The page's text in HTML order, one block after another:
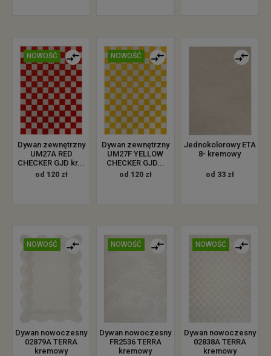
NOWOŚĆ
Dywan zewnętrzny
UM27A RED
CHECKER GJD kr...
od 120 zł
NOWOŚĆ
Dywan zewnętrzny
UM27F YELLOW
CHECKER GJD...
od 120 zł
Jednokolorowy ETA
8- kremowy
od 33 zł
NOWOŚĆ
Dywan nowoczesny
02879A TERRA
kremowy
NOWOŚĆ
Dywan nowoczesny
FR2536 TERRA
kremowy
NOWOŚĆ
Dywan nowoczesny
02838A TERRA
kremowy